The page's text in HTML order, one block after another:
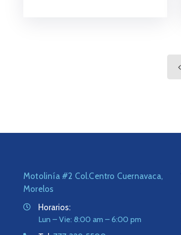
Motolinía #2 Col.Centro Cuernavaca,
Morelos
Horarios:
Lun – Vie: 8:00 am – 6:00 pm